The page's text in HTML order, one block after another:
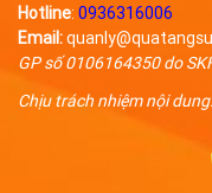
Hotline: 0936316006
Email:
GP số 0106164350 do
Chịu trách nhiệm nội